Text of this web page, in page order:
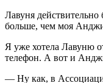
Лавуня
больше, чем моя
Я уже хотела Лавуню
телефон. А вот и
— Ну как, в